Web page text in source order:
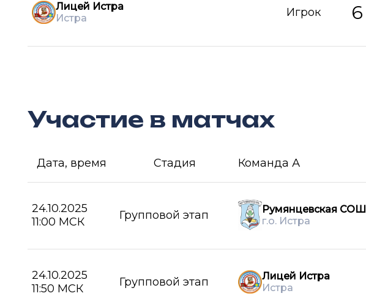
Лицей Истра
Истра
Игрок 6
Участие в матчах
Дата, время Стадия Команда А
24.10.2025
11:00 МСК
Групповой этап
Румянцевская СОШ
г.о. Истра
24.10.2025
11:50 МСК
Групповой этап
Лицей Истра
Истра